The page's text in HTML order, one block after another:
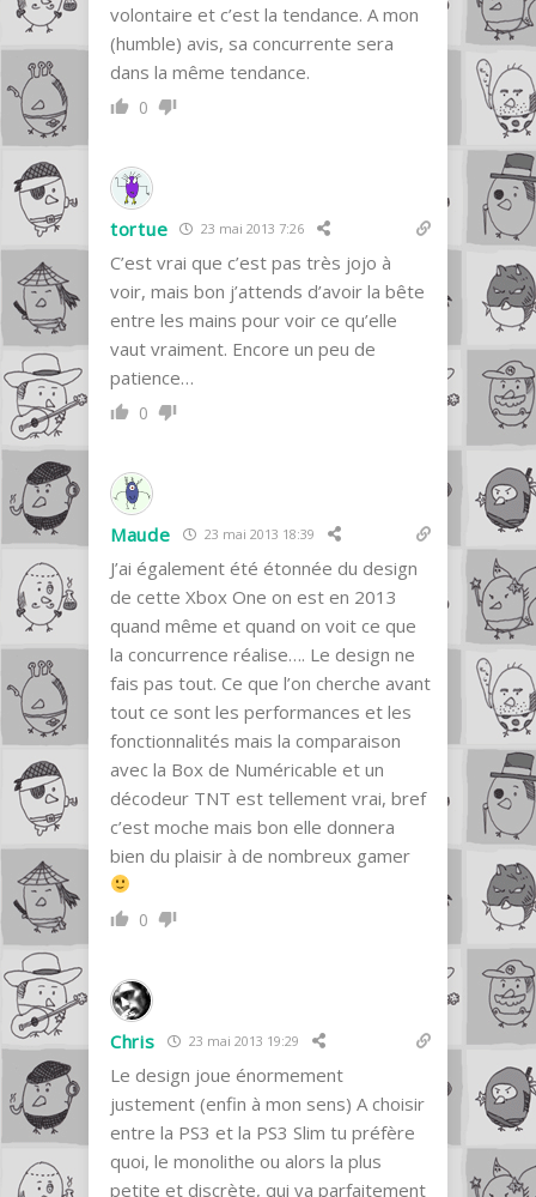
volontaire et c’est la tendance. A mon
(humble) avis, sa concurrente sera
dans la même tendance.
0
tortue 23 mai 2013 7:26
C’est vrai que c’est pas très jojo à
voir, mais bon j’attends d’avoir la bête
entre les mains pour voir ce qu’elle
vaut vraiment. Encore un peu de
patience…
0
Maude 23 mai 2013 18:39
J’ai également été étonnée du design
de cette Xbox One on est en 2013
quand même et quand on voit ce que
la concurrence réalise…. Le design ne
fais pas tout. Ce que l’on cherche avant
tout ce sont les performances et les
fonctionnalités mais la comparaison
avec la Box de Numéricable et un
décodeur TNT est tellement vrai, bref
c’est moche mais bon elle donnera
bien du plaisir à de nombreux gamer
0
Chris 23 mai 2013 19:29
Le design joue énormement
justement (enfin à mon sens) A choisir
entre la PS3 et la PS3 Slim tu préfère
quoi, le monolithe ou alors la plus
petite et discrète, qui va parfaitement